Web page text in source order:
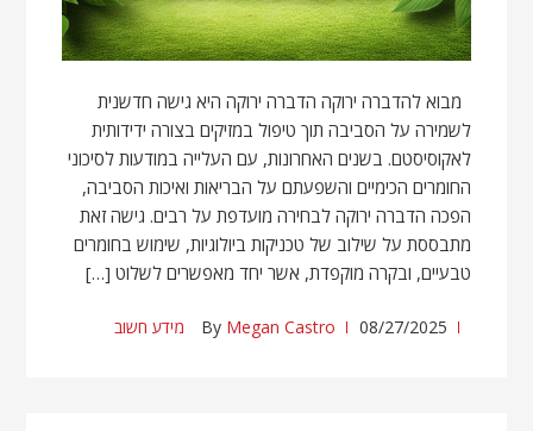
מבוא להדברה ירוקה הדברה ירוקה היא גישה חדשנית
לשמירה על הסביבה תוך טיפול במזיקים בצורה ידידותית
לאקוסיסטם. בשנים האחרונות, עם העלייה במודעות לסיכוני
החומרים הכימיים והשפעתם על הבריאות ואיכות הסביבה,
הפכה הדברה ירוקה לבחירה מועדפת על רבים. גישה זאת
מתבססת על שילוב של טכניקות ביולוגיות, שימוש בחומרים
טבעיים, ובקרה מוקפדת, אשר יחד מאפשרים לשלוט […]
08/27/2025
By Megan Castro מידע חשוב